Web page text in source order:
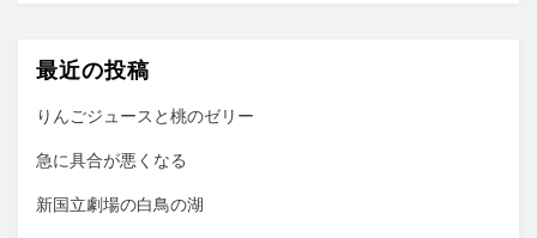
シ
ョ
ン
最近の投稿
りんごジュースと桃のゼリー
急に具合が悪くなる
新国立劇場の白鳥の湖